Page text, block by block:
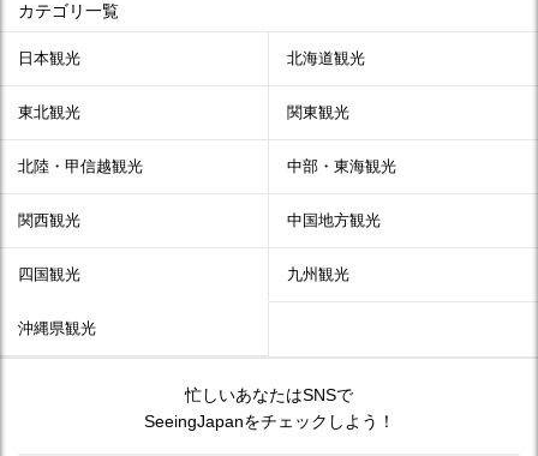
カテゴリ一覧
日本観光 北海道観光
東北観光 関東観光
北陸・甲信越観光 中部・東海観光
関西観光 中国地方観光
四国観光 九州観光
沖縄県観光
忙しいあなたはSNSで
SeeingJapanをチェックしよう！